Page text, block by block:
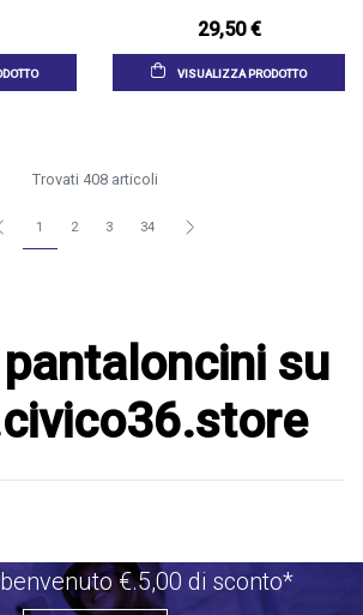
29,50 €
VISUALIZZA PRODOTTO
Trovati 408 articoli
1 2 3 34
su
€.5,00 di sconto*